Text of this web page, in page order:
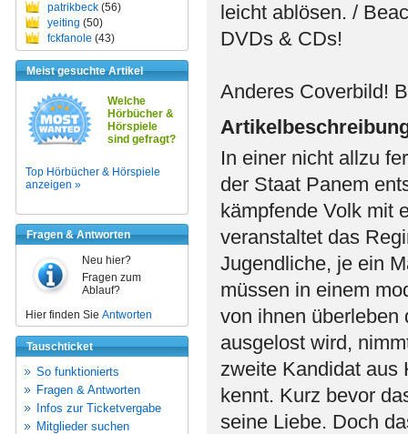
patrikbeck (56)
yeiting (50)
fckfanole (43)
Meist gesuchte Artikel
Welche
Hörbücher &
Hörspiele
sind gefragt?
Top Hörbücher & Hörspiele
anzeigen »
Fragen & Antworten
Neu hier?
Fragen zum
Ablauf?
Hier finden Sie Antworten
Tauschticket
So funktionierts
Fragen & Antworten
Infos zur Ticketvergabe
Mitglieder suchen
leicht ablösen. /
DVDs & CDs!
Anderes Coverbild!
In einer nicht allzu
der Staat Panem
kämpfende Volk mit
veranstaltet das
Jugendliche, je ein
müssen in einem
von ihnen überleben
ausgelost wird,
zweite Kandidat aus
kennt. Kurz bevor
seine Liebe. Doch